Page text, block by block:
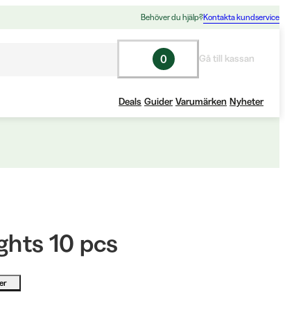
Behöver du hjälp?Kontakta kundservice
0 Gå till kassan
Deals Guider Varumärken Nyheter
10 pcs